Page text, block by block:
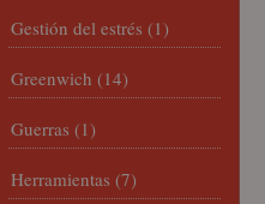
Gestión del estrés (1)
Greenwich (14)
Guerras (1)
Herramientas (7)